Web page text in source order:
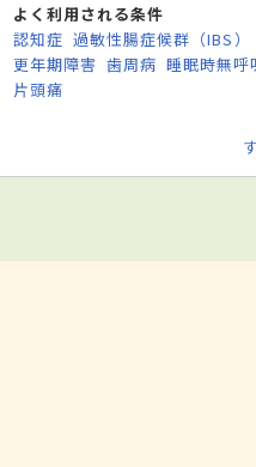
よく利用される条件
認知症 過敏性腸症候群（IBS）
更年期障害 歯周病 睡眠時無呼
片頭痛